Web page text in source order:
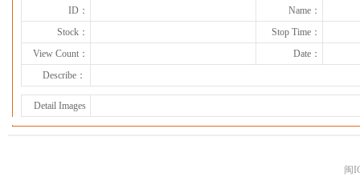
ID：
Name：
Stock：
Stop Time：
View Count：
Date：
Describe：
Detail Images
闽